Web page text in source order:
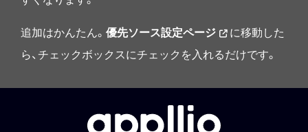
追加はかんたん。 優先ソース設定ページ
に移動した
ら、チェックボックスにチェックを入れるだけです。